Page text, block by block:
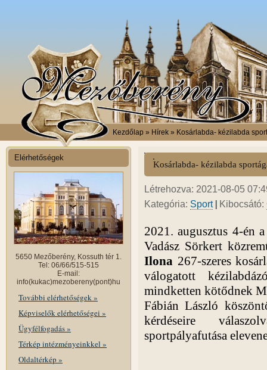
Kezdőlap » Hírek » Kosárlabda- kézilabda
Elérhetőségek
5650 Mezőberény, Kossuth tér 1.
Tel: 06/66/515-515
E-mail:
info(kukac)mezobereny(pont)hu
További elérhetőségek »
Képviselők elérhetőségei »
Ügyfélfogadás »
Térkép intézményeinkkel »
Oldaltérkép »
Kosárlabda- kézilabda
Létrehozva: 2021-08-05
Kategória: Sport| Kibocsátó:
2021. augusztus 4-én
Vadász Sörkert
Ilona 267-szeres
válogatott
mindketten kötődnek
Fábián László
kérdéseire
sportpályafutása